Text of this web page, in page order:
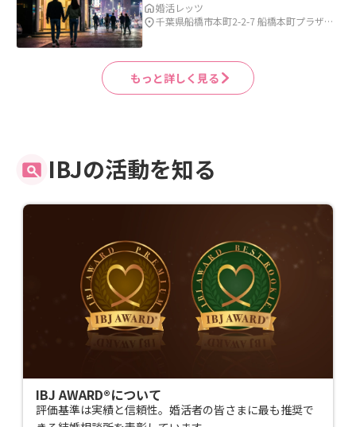
婚活レッツ
千葉県船橋市本町2-2-7 船橋本町プラザビ
もっと詳しく見る
IBJの活動を知る
IBJ AWARD®︎について
評価基準は実績と信頼性。婚活者の皆さまに最も推奨で